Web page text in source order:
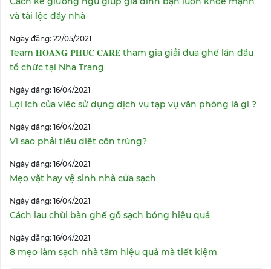
và tài lộc đầy nhà
Ngày đăng: 22/05/2021
Team 𝐇𝐎𝐀𝐍𝐆 𝐏𝐇𝐔𝐂 𝐂𝐀𝐑𝐄 tham gia giải đua ghế lần đầu
tổ chức tại Nha Trang
Ngày đăng: 16/04/2021
Lợi ích của việc sử dụng dịch vụ tạp vụ văn phòng là gì ?
Ngày đăng: 16/04/2021
Vì sao phải tiêu diệt côn trùng?
Ngày đăng: 16/04/2021
Mẹo vặt hay vệ sinh nhà cửa sạch
Ngày đăng: 16/04/2021
Cách lau chùi bàn ghế gỗ sạch bóng hiệu quả
Ngày đăng: 16/04/2021
8 mẹo làm sạch nhà tắm hiệu quả mà tiết kiệm